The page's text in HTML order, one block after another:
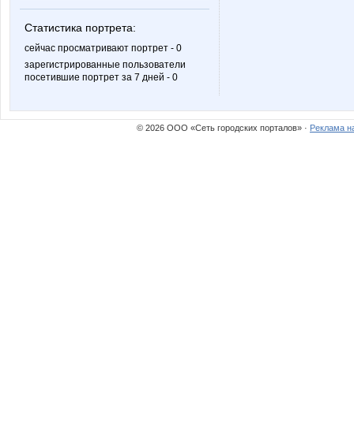
Статистика портрета:
сейчас просматривают портрет - 0
зарегистрированные пользователи
посетившие портрет за 7 дней - 0
© 2026 ООО «Сеть городских порталов» · Реклама